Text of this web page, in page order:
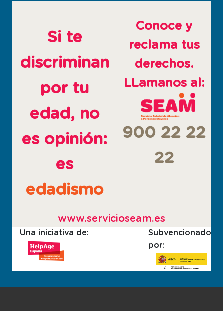
nuevaSi te
discriminan
por tu
edad, no
es opinión:
es
edadismo
Conoce y
reclama tus
derechos.
LLamanos al:
900 22 22
22
www.servicioseam.es
Una iniciativa de:
Subvencionado
por: